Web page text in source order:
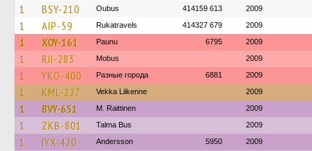
1 BSY-210 Oubus 414159 613 2009
1 AIP-59 Rukatravels 414327 679 2009
1 XOY-161 Paunu 6795 2009
1 RJI-283 Mobus 2009
1 YKO-400 Разные города 6881 2009
1 KML-227 Vekka Liikenne 2009
1 BVY-651 M. Raittinen 2009
1 ZKB-801 Talma Bus 2009
1 IYX-420 Andersson 5950 2009